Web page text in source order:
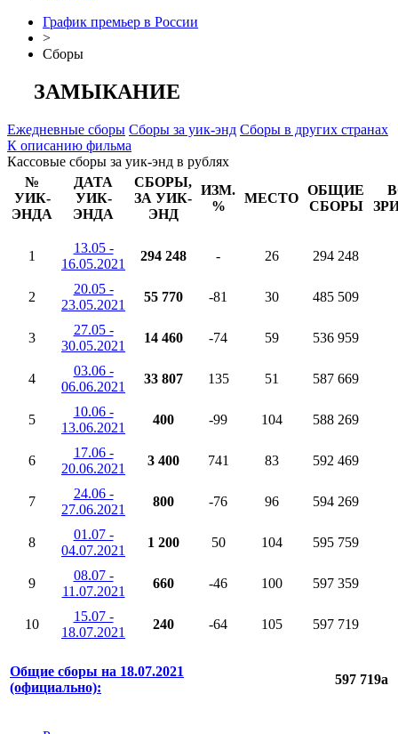
График премьер в России
>
Сборы
ЗАМЫКАНИЕ
Ежедневные сборы Сборы за уик-энд Сборы в других странах
К описанию фильма
Кассовые сборы за уик-энд в рублях
№
УИК-
ЭНДА
ДАТА
УИК-
ЭНДА
СБОРЫ,
ЗА УИК-
ЭНД
ИЗМ.
%
МЕСТО
ОБЩИЕ
СБОРЫ
1
13.05 -
16.05.2021
294 248 - 26 294 248
2
20.05 -
23.05.2021
55 770 -81 30 485 509
3
27.05 -
30.05.2021
14 460 -74 59 536 959
4
03.06 -
06.06.2021
33 807 135 51 587 669
5
10.06 -
13.06.2021
400 -99 104 588 269
6
17.06 -
20.06.2021
3 400 741 83 592 469
7
24.06 -
27.06.2021
800 -76 96 594 269
8
01.07 -
04.07.2021
1 200 50 104 595 759
9
08.07 -
11.07.2021
660 -46 100 597 359
10
15.07 -
18.07.2021
240 -64 105 597 719
Общие сборы на 18.07.2021
(официально):
597 719a